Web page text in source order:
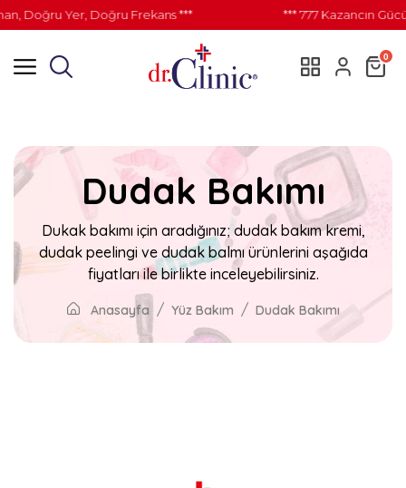
Doğru Yer, Doğru Frekans *** *** 777 Kazancın
0
Dudak Bakımı
Dukak bakımı için aradığınız; dudak bakım kremi,
dudak peelingi ve dudak balmı ürünlerini aşağıda
fiyatları ile birlikte inceleyebilirsiniz.
Anasayfa Yüz Bakım Dudak Bakımı